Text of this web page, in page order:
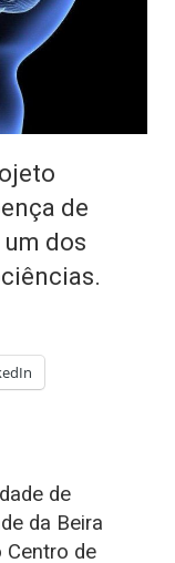
de
dos
de
da Beira
Centro de